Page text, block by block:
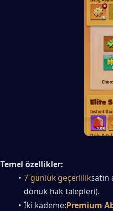
Temel özellikler:
7 günlük geçerliliksatın
dönük hak talepleri).
İki kademe:Premium